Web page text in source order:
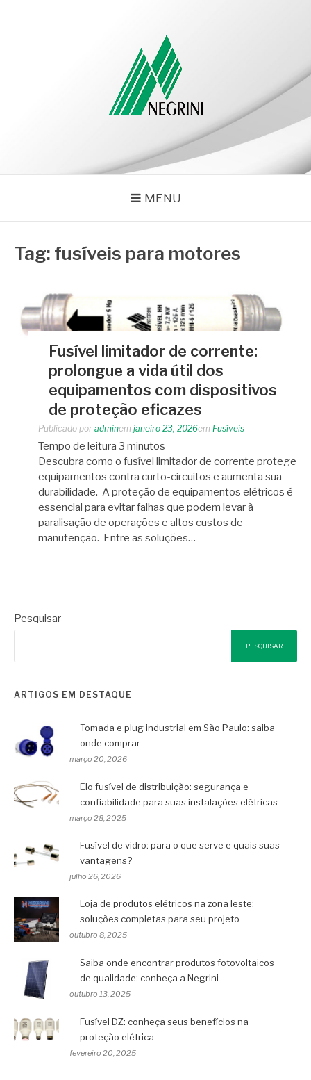
MENU
Tag: fusíveis para motores
Fusível limitador de corrente:
prolongue a vida útil dos
equipamentos com dispositivos
de proteção eficazes
Publicado por adminem janeiro 23, 2026em Fusíveis
Tempo de leitura 3 minutos
Descubra como o fusível limitador de corrente protege
equipamentos contra curto-circuitos e aumenta sua
durabilidade. A proteção de equipamentos elétricos é
essencial para evitar falhas que podem levar à
paralisação de operações e altos custos de
manutenção. Entre as soluções…
Pesquisar
PESQUISAR
ARTIGOS EM DESTAQUE
Tomada e plug industrial em São Paulo: saiba
onde comprar
março 20, 2026
Elo fusível de distribuição: segurança e
confiabilidade para suas instalações elétricas
março 28, 2025
Fusível de vidro: para o que serve e quais suas
vantagens?
julho 26, 2026
Loja de produtos elétricos na zona leste:
soluções completas para seu projeto
outubro 8, 2025
Saiba onde encontrar produtos fotovoltaicos
de qualidade: conheça a Negrini
outubro 13, 2025
Fusível DZ: conheça seus benefícios na
proteção elétrica
fevereiro 20, 2025